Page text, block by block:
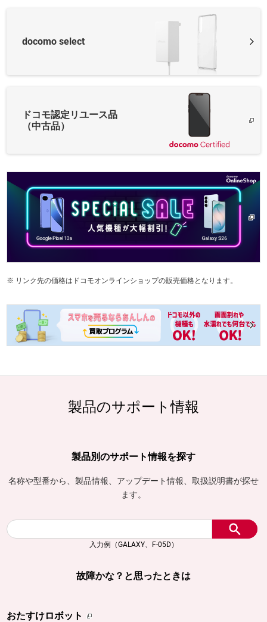
docomo select
ドコモ認定リユース品
（中古品）
リンク先の価格はドコモオンラインショップの販売価格となります。
製品のサポート情報
製品別のサポート情報を探す
名称や型番から、製品情報、アップデート情報、取扱説明書が探せ
ます。
入力例（GALAXY、F-05D）
故障かな？と思ったときは
おたすけロボット